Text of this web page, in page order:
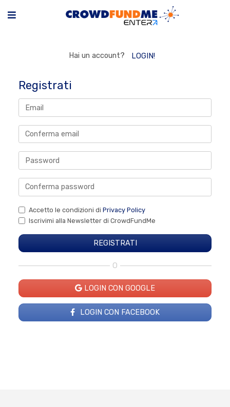
Hai un account? LOGIN!
Registrati
Accetto le condizioni di Privacy Policy
Iscrivimi alla Newsletter di CrowdFundMe
O
LOGIN CON GOOGLE
LOGIN CON FACEBOOK